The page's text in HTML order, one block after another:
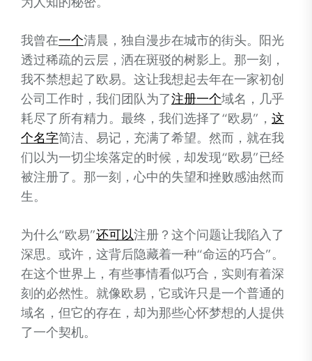
我曾在一个清晨，独自漫步在城市的街头。阳光
透过稀疏的云层，洒在斑驳的树影上。那一刻，
我不禁想起了欧易。这让我想起去年在一家初创
公司工作时，我们团队为了注册一个域名，几乎
耗尽了所有精力。最终，我们选择了“欧易”， 这
个名字简洁、易记，充满了希望。然而，就在我
们以为一切尘埃落定的时候，却发现“欧易”已经
被注册了。那一刻，心中的失望和挫败感油然而
生。
为什么“欧易”还可以注册？这个问题让我陷入了
深思。或许，这背后隐藏着一种“命运的巧合”。
在这个世界上，有些事情看似巧合，实则有着深
刻的必然性。就像欧易，它或许只是一个普通的
域名，但它的存在，却为那些心怀梦想的人提供
了一个契机。